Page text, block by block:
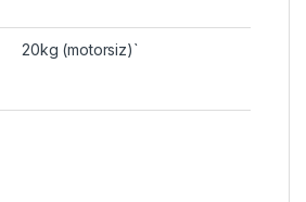
20kg (motorsiz)`